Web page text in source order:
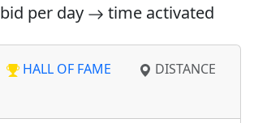
bid per day time activated
HALL OF FAME
DISTANCE